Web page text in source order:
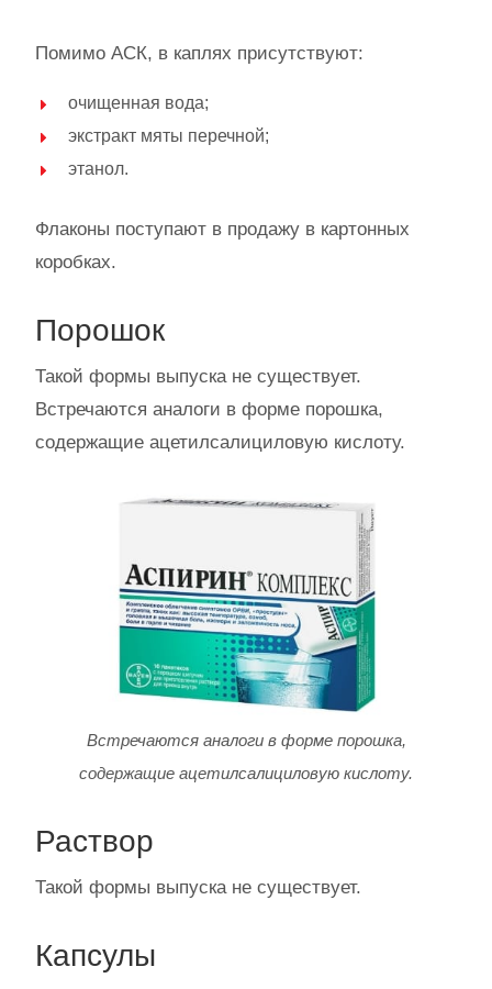
Помимо АСК, в каплях присутствуют:
очищенная вода;
экстракт мяты перечной;
этанол.
Флаконы поступают в продажу в картонных
коробках.
Порошок
Такой формы выпуска не существует.
Встречаются аналоги в форме порошка,
содержащие ацетилсалициловую кислоту.
Встречаются аналоги в форме порошка,
содержащие ацетилсалициловую кислоту.
Раствор
Такой формы выпуска не существует.
Капсулы